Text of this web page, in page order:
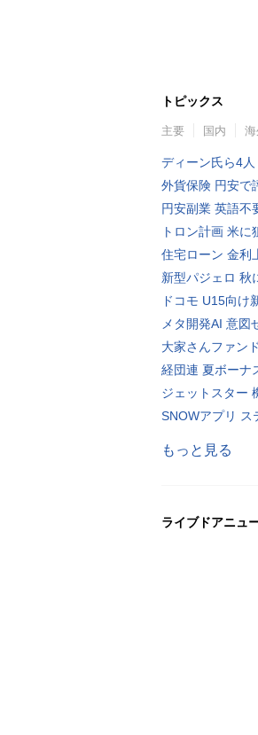
トピックス
主要 国内
ディーン氏ら4
外貨保険 円安で
円安副業 英語不
トロン計画 米に
住宅ローン 金利
新型パジェロ 秋
ドコモ U15向け
メタ開発AI 意図
大家さんファン
経団連 夏ボーナ
ジェットスター
SNOWアプリ ス
もっと見る
ライブドアニュ